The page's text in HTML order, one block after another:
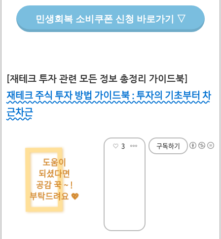
민생회복 소비쿠폰 신청 바로가기 ▽
[재테크 투자 관련 모든 정보 총정리 가이드북]
재테크 주식 투자 방법 가이드북 : 투자의 기초부터 차
근차근
도움이
되셨다면
공감 꾹 ~ !
부탁드려요 💖
3 구독하기